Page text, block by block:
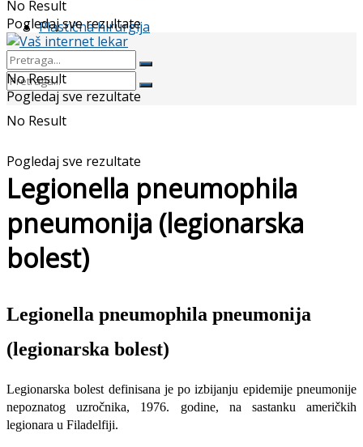
Plastična hirurgija
No Result
Pogledaj sve rezultate
No Result
Pogledaj sve rezultate
No Result
Pogledaj sve rezultate
Legionella pneumophila
pneumonija (legionarska
bolest)
Legionella pneumophila pneumonija
(legionarska bolest)
Legionarska bolest definisana je po izbijanju epidemije pneumonije
nepoznatog uzročnika, 1976. go­dine, na sastanku američkih
legionara u Filadelfiji.